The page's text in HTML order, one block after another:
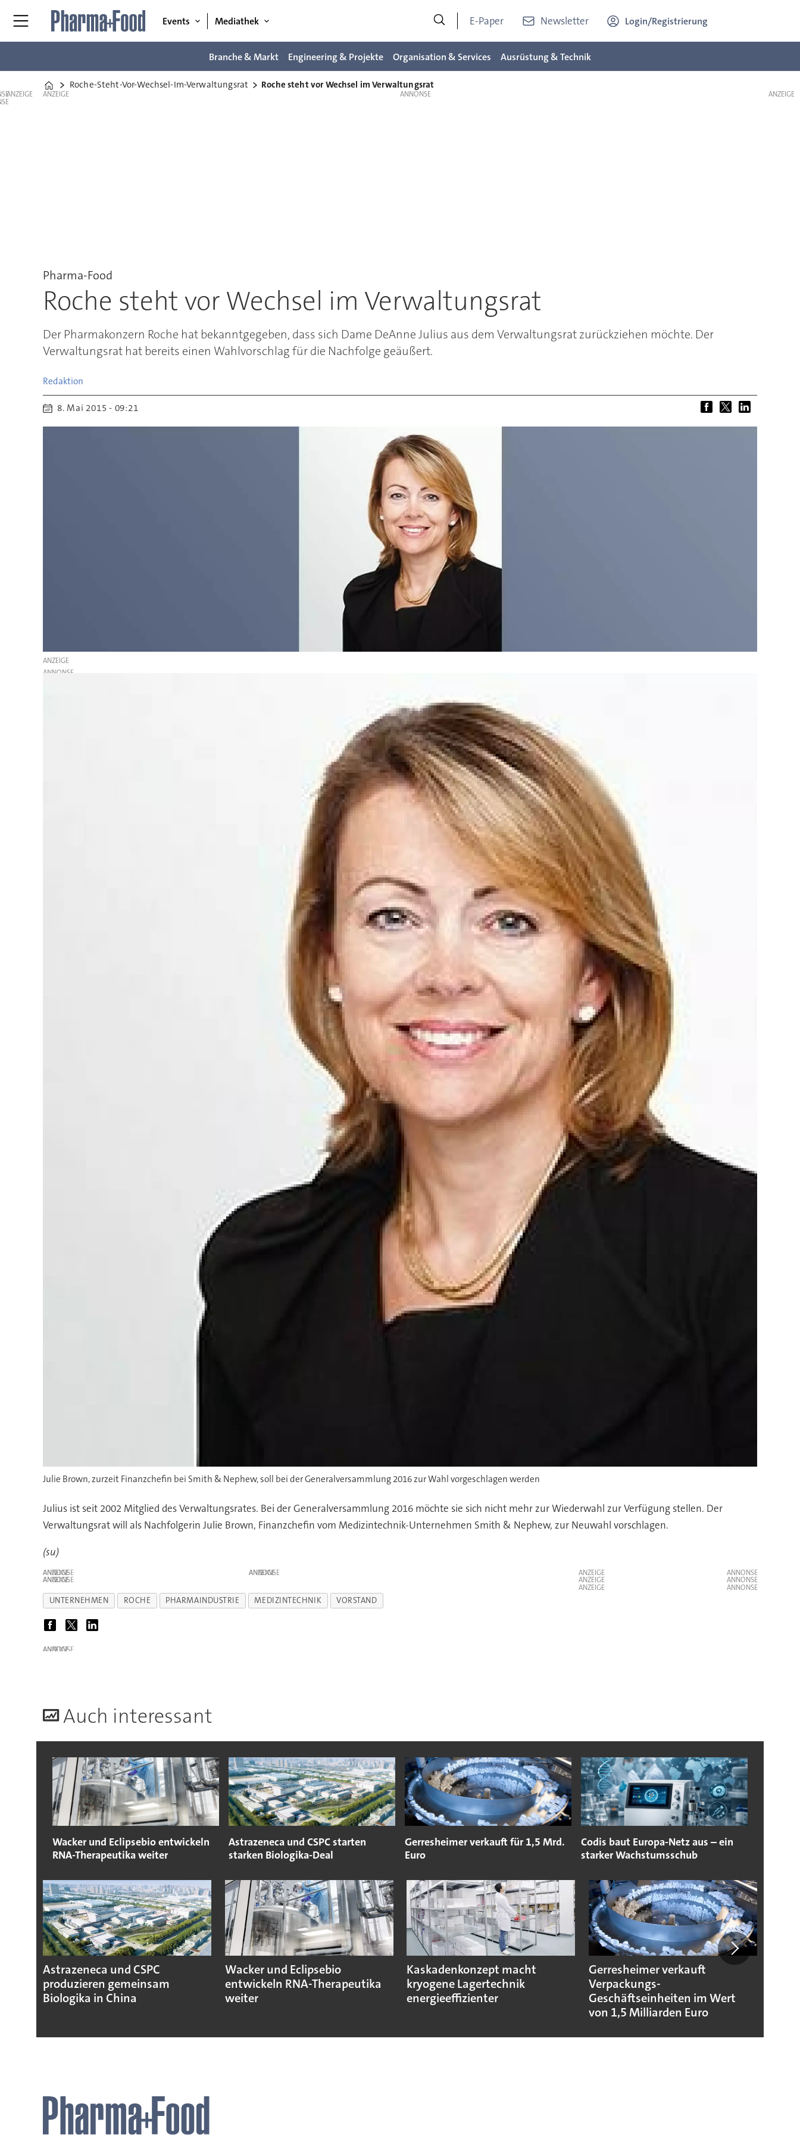
Events Mediathek E-Paper Newsletter Login/Registrierung
Branche & Markt Engineering & Projekte Organisation & Services Ausrüstung & Technik
Home
Roche-Steht-Vor-Wechsel-Im-Verwaltungsrat Roche steht vor Wechsel im Verwaltungsrat
ANZEIGE ANZEIGE
Pharma-Food
Roche steht vor Wechsel im Verwaltungsrat
Der Pharmakonzern Roche hat bekanntgegeben, dass sich Dame DeAnne Julius aus dem Verwaltungsrat zurückziehen möchte. Der
Verwaltungsrat hat bereits einen Wahlvorschlag für die Nachfolge geäußert.
Redaktion
8. Mai 2015 - 09:21
ANZEIGE
Julie Brown, zurzeit Finanzchefin bei Smith & Nephew, soll bei der Generalversammlung 2016 zur Wahl vorgeschlagen werden
Julius ist seit 2002 Mitglied des Verwaltungsrates. Bei der Generalversammlung 2016 möchte sie sich nicht mehr zur Wiederwahl zur Verfügung stellen. Der
Verwaltungsrat will als Nachfolgerin Julie Brown, Finanzchefin vom Medizintechnik-Unternehmen Smith & Nephew, zur Neuwahl vorschlagen.
(su)
ANZEIGE ANZEIGE
ANZEIGE
ANZEIGE
ANZEIGE
ANZEIGE
UNTERNEHMEN ROCHE PHARMAINDUSTRIE MEDIZINTECHNIK VORSTAND
ANZEIGE
Auch interessant
Wacker und Eclipsebio entwickeln
RNA-Therapeutika weiter
Astrazeneca und CSPC starten
starken Biologika-Deal
Gerresheimer verkauft für 1,5 Mrd.
Euro
Codis baut Europa-Netz aus – ein
starker Wachstumsschub
Astrazeneca und CSPC
produzieren gemeinsam
Biologika in China
Wacker und Eclipsebio
entwickeln RNA-Therapeutika
weiter
Kaskadenkonzept macht
kryogene Lagertechnik
energieeffizienter
Gerresheimer verkauft
Verpackungs-
Geschäftseinheiten im Wert
von 1,5 Milliarden Euro
ANZEIGE